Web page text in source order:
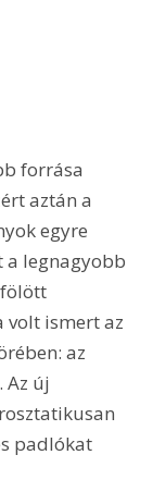
forrása
aztán a
egyre
legnagyobb
volt ismert az
az
Az új
padlókat